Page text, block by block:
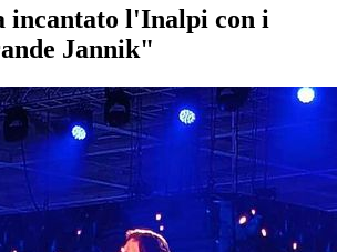
incantato l'Inalpi con i
Jannik"